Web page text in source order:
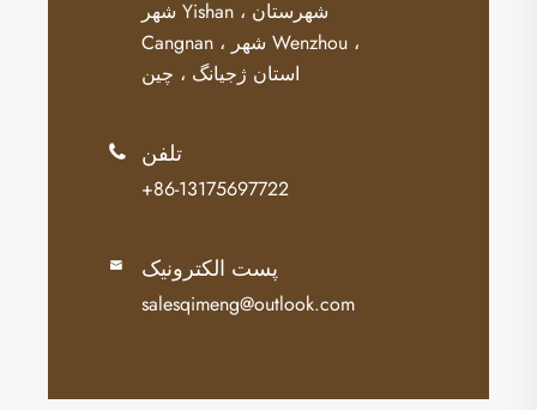
شهر Yishan ، شهرستان
Cangnan ، شهر Wenzhou ،
استان ژجیانگ ، چین
 تلفن
+86-13175697722
 پست الکترونیک
salesqimeng@outlook.com